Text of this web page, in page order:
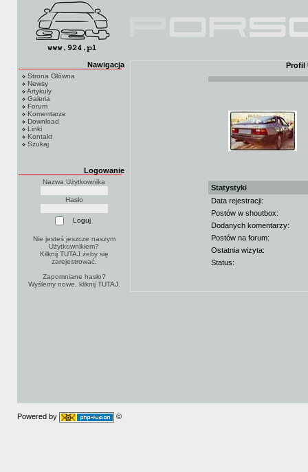
Nawigacja
Strona Główna
Newsy
Artykuły
Galeria
Forum
Komentarze
Download
Linki
Kontakt
Szukaj
Logowanie
Nazwa Użytkownika
Hasło
Nie jesteś jeszcze naszym
Użytkownikiem?
Kilknij TUTAJżeby się
zarejestrować.
Zapomniane hasło?
Wyślemy nowe, kliknij TUTAJ.
Profil
Statystyki
Data rejestracji:
Postów w shoutbox:
Dodanych komentarzy:
Postów na forum:
Ostatnia wizyta:
Status:
Powered by ©